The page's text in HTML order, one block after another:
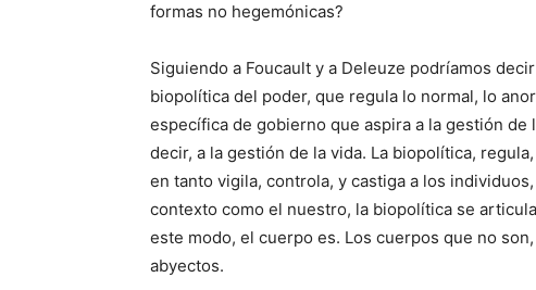
formas no hegemónicas?
Siguiendo a Foucault y a Deleuze podríamos
biopolítica del poder, que regula lo normal, lo
específica de gobierno que aspira a la gestión
decir, a la gestión de la vida. La biopolítica,
en tanto vigila, controla, y castiga a los
contexto como el nuestro, la biopolítica se
este modo, el cuerpo es. Los cuerpos que no
abyectos.